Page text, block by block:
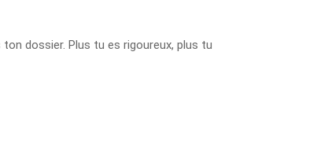
dossier. Plus tu es rigoureux, plus tu